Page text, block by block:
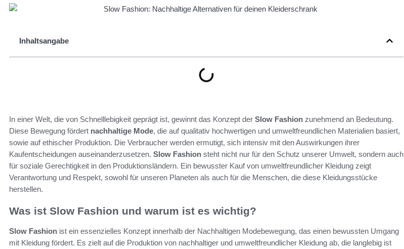
Inhaltsangabe
In einer Welt, die von Schnelllebigkeit geprägt ist, gewinnt das Konzept der Slow Fashion zunehmend an Bedeutung.
Diese Bewegung fördert nachhaltige Mode, die auf qualitativ hochwertigen und umweltfreundlichen Materialien basiert,
sowie auf ethischer Produktion. Die Verbraucher werden ermutigt, sich intensiv mit den Auswirkungen ihrer
Kaufentscheidungen auseinanderzusetzen. Slow Fashion steht nicht nur für den Schutz unserer Umwelt, sondern auch
für soziale Gerechtigkeit in den Produktionsländern. Ein bewusster Kauf von umweltfreundlicher Kleidung zeigt
Verantwortung und Respekt, sowohl für unseren Planeten als auch für die Menschen, die diese Kleidungsstücke
herstellen.
Was ist Slow Fashion und warum ist es wichtig?
Slow Fashion ist ein essenzielles Konzept innerhalb der Nachhaltigen Modebewegung, das einen bewussten Umgang
mit Kleidung fördert. Es zielt auf die Produktion von nachhaltiger und umweltfreundlicher Kleidung ab, die langlebig ist